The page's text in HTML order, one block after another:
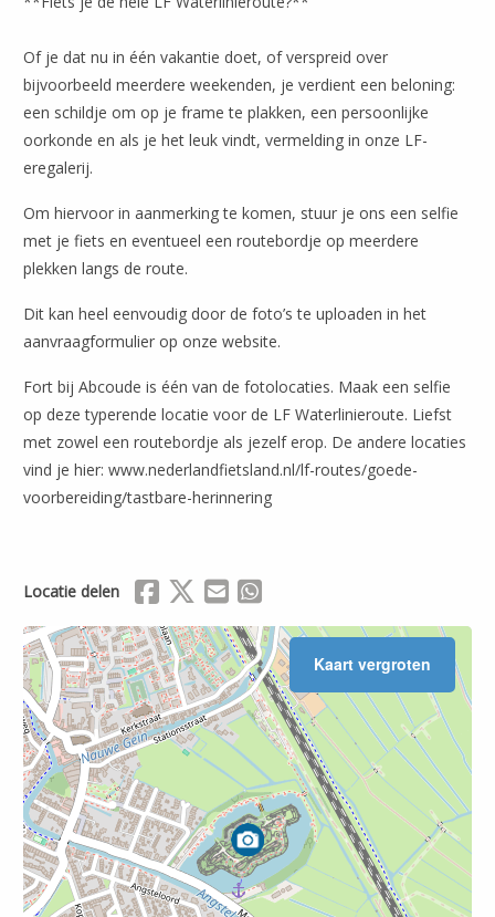
Of je dat nu in één vakantie doet, of verspreid over
bijvoorbeeld meerdere weekenden, je verdient een beloning:
een schildje om op je frame te plakken, een persoonlijke
oorkonde en als je het leuk vindt, vermelding in onze LF-
eregalerij.
Om hiervoor in aanmerking te komen, stuur je ons een selfie
met je fiets en eventueel een routebordje op meerdere
plekken langs de route.
Dit kan heel eenvoudig door de foto’s te uploaden in het
aanvraagformulier op onze website.
Fort bij Abcoude is één van de fotolocaties. Maak een selfie
op deze typerende locatie voor de LF Waterlinieroute. Liefst
met zowel een routebordje als jezelf erop. De andere locaties
vind je hier: www.nederlandfietsland.nl/lf-routes/goede-
voorbereiding/tastbare-herinnering
Locatie delen Delen via Facebook
Delen via X (Twitter)
Delen via Mail
Kaart vergroten